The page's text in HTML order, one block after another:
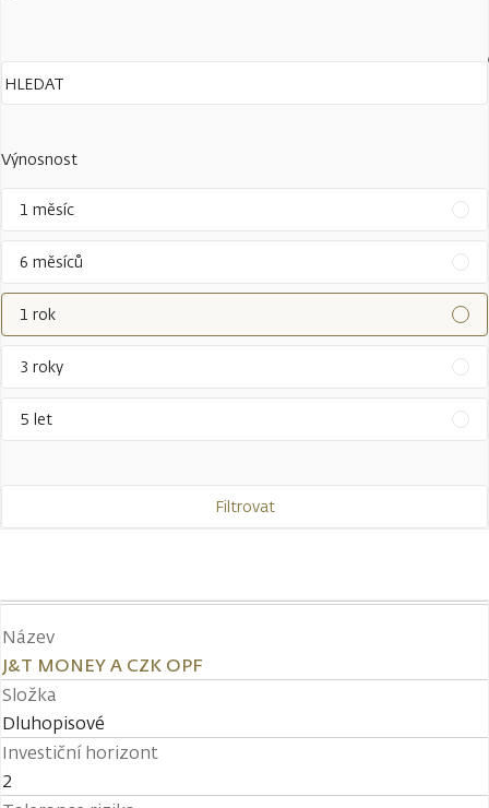
Výnosnost
1 měsíc
6 měsíců
1 rok
3 roky
5 let
Filtrovat
Název
J&T MONEY A CZK OPF
Složka
Dluhopisové
Investiční horizont
2